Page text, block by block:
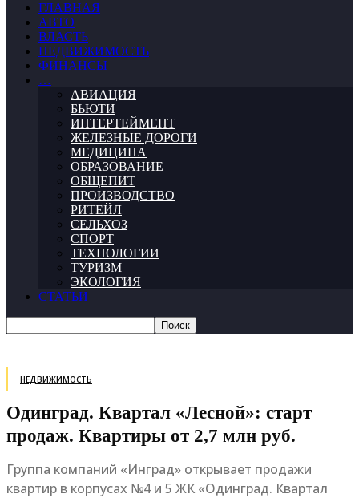
ГЛАВНАЯ
АВТО
ВЛАСТЬ
НЕДВИЖИМОСТЬ
ФИНАНСЫ
…
АВИАЦИЯ
БЬЮТИ
ИНТЕРТЕЙМЕНТ
ЖЕЛЕЗНЫЕ ДОРОГИ
МЕДИЦИНА
ОБРАЗОВАНИЕ
ОБЩЕПИТ
ПРОИЗВОДСТВО
РИТЕЙЛ
СЕЛЬХОЗ
СПОРТ
ТЕХНОЛОГИИ
ТУРИЗМ
ЭКОЛОГИЯ
СТАТЬИ
НЕДВИЖИМОСТЬ
Одинград. Квартал «Лесной»: старт
продаж. Квартиры от 2,7 млн руб.
Группа компаний «Инград» открывает продажи
квартир в корпусах №4 и 5 ЖК «Одинград. Квартал